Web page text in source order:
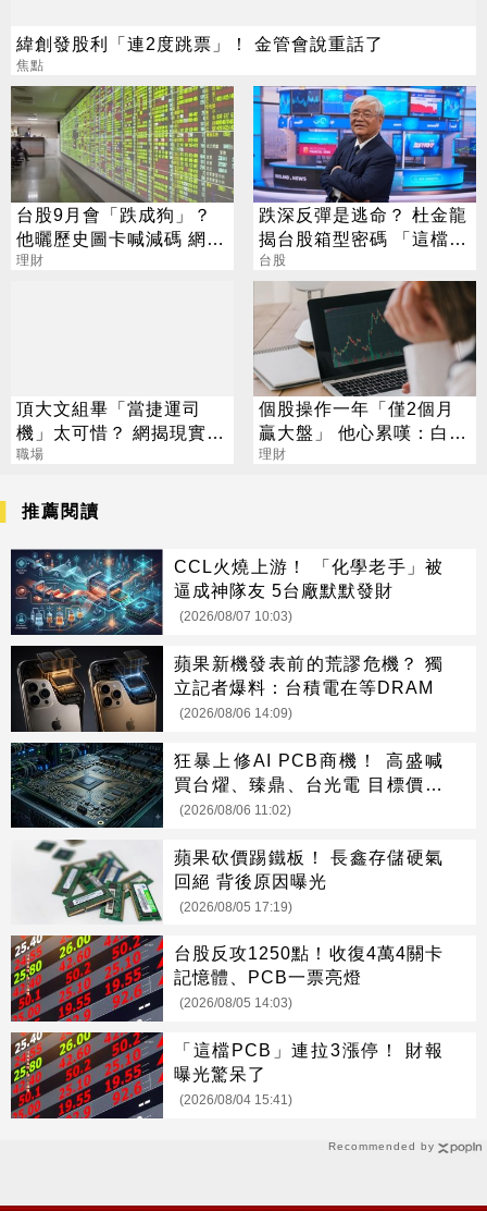
緯創發股利「連2度跳票」！ 金管會說重話了
焦點
台股9月會「跌成狗」？
他曬歷史圖卡喊減碼 網看
法兩極
理財
跌深反彈是逃命？ 杜金龍
揭台股箱型密碼 「這檔」
手腳要快
台股
頂大文組畢「當捷運司
機」太可惜？ 網揭現實：
高中就能考
職場
個股操作一年「僅2個月
贏大盤」 他心累嘆：白忙
一場
理財
Recommended by
推薦閱讀
CCL火燒上游！ 「化學老手」被
逼成神隊友 5台廠默默發財
(2026/08/07 10:03)
蘋果新機發表前的荒謬危機？ 獨
立記者爆料：台積電在等DRAM
(2026/08/06 14:09)
狂暴上修AI PCB商機！ 高盛喊
買台燿、臻鼎、台光電 目標價曝
光
(2026/08/06 11:02)
蘋果砍價踢鐵板！ 長鑫存儲硬氣
回絕 背後原因曝光
(2026/08/05 17:19)
台股反攻1250點！收復4萬4關卡
記憶體、PCB一票亮燈
(2026/08/05 14:03)
「這檔PCB」連拉3漲停！ 財報
曝光驚呆了
(2026/08/04 15:41)